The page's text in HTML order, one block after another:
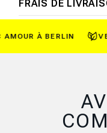
FRAIS DE
À BERLIN